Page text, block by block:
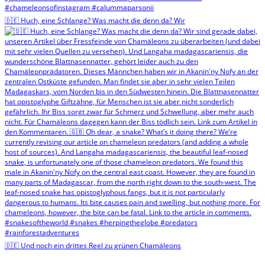
🇩🇪 Huch, eine Schlange? Was macht die denn da? Wir
🇩🇪 Und noch ein drittes Reel zu grünen Chamäleons